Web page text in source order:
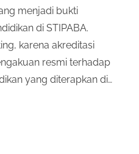
menjadi bukti
di STIPABA.
karena akreditasi
resmi terhadap
yang diterapkan di…